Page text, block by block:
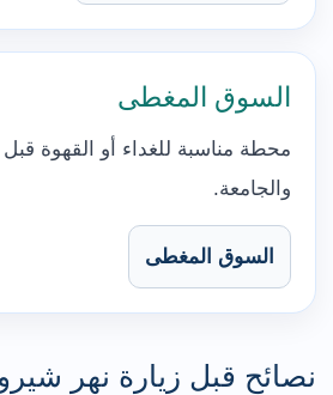
السوق المغطى
محطة مناسبة للغداء أو القهوة قبل
والجامعة.
السوق المغطى
نصائح قبل زيارة نهر